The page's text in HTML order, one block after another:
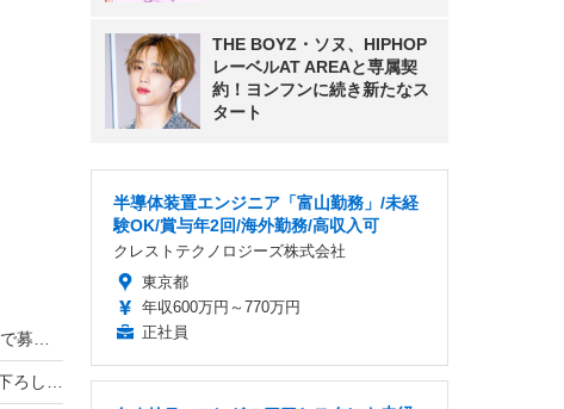
HIKAKIN、熊本地震に2000万円を寄付 動画で募金方法を解説し支援を呼びかけ
羽生結弦自らポーズを提案し撮影！完全撮り下ろし2027年度版カレンダーが発売決定！
THE BOYZ・ソヌ、HIPHOP
レーベルAT AREAと専属契
約！ヨンフンに続き新たなス
タート
半導体装置エンジニア「富山勤務」/未経
験OK/賞与年2回/海外勤務/高収入可
クレストテクノロジーズ株式会社
東京都
年収600万円～770万円
正社員